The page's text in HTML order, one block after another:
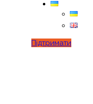
Підтримати